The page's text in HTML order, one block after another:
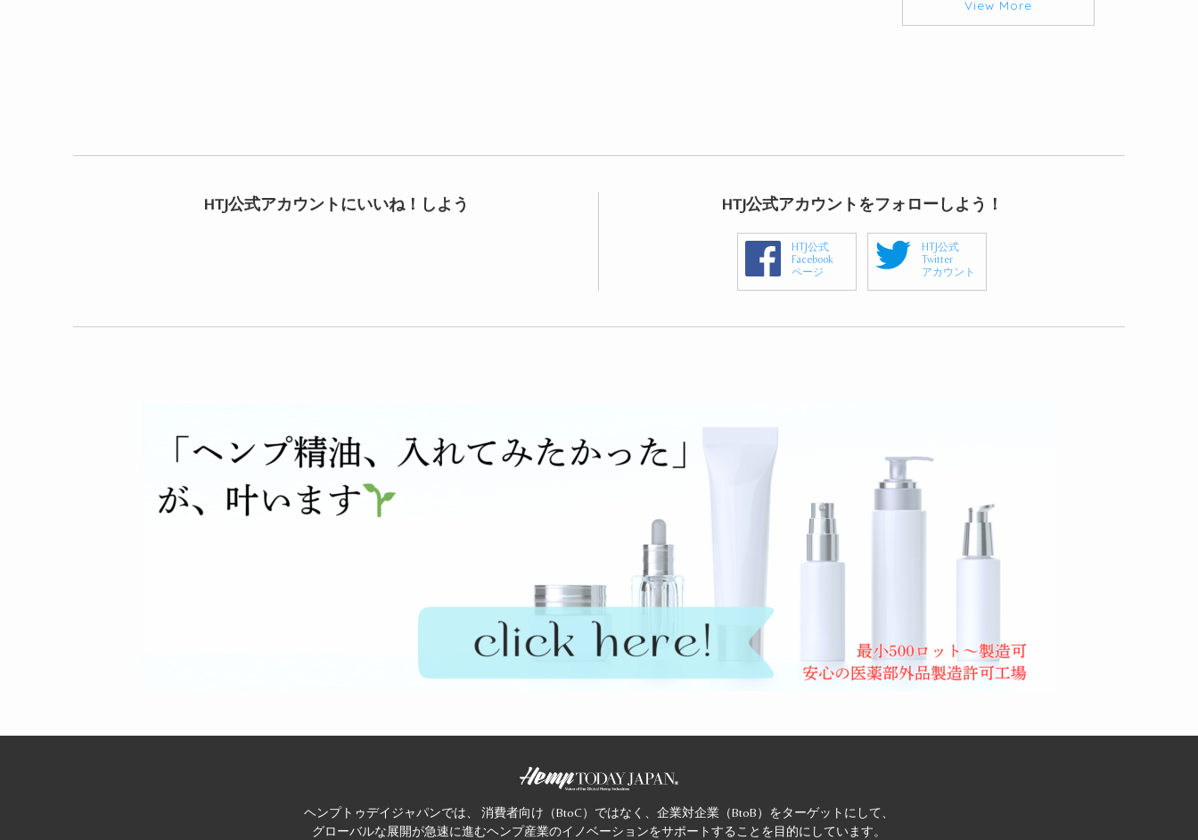
View More
HTJ公式アカウントにいいね！しよう HTJ公式アカウントをフォローしよう！
HTJ公式
Facebook
ページ
HTJ公式
Twitter
アカウント
ヘンプトゥデイジャパンでは、 消費者向け（BtoC）ではなく、企業対企業（BtoB）をターゲットにして、
グローバルな展開が急速に進むヘンプ産業のイノベーションをサポートすることを目的にしています。